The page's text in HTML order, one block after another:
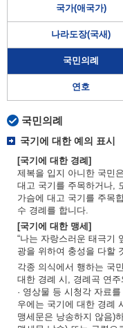
국가(애국가)
나라도장(국새)
국민의례
연호
국민의례
국기에 대한 예의 표시
[국기에 대한 경례]
제복을 입지 아니한 국민
대고 국기를 주목하거나,
가슴에 대고 국기를 주목
수 경례를 합니다.
[국기에 대한 맹세]
“나는 자랑스러운 태극기
광을 위하여 충성을 다할
각종 의식에서 행하는 국
대한 경례 시, 경례곡 연
· 영상물 등 시청각 자료
우에는 국기에 대한 경례
맹세문은 낭송하지 않음)